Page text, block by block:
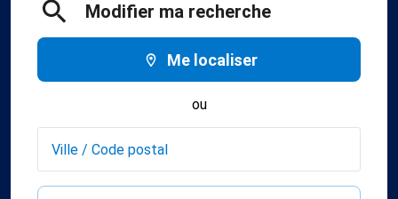
Modifier ma recherche
Me localiser
ou